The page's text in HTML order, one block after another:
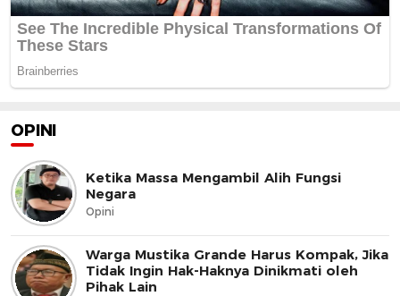
OPINI
Ketika Massa Mengambil Alih Fungsi
Negara
Opini
Warga Mustika Grande Harus Kompak, Jika
Tidak Ingin Hak-Haknya Dinikmati oleh
Pihak Lain